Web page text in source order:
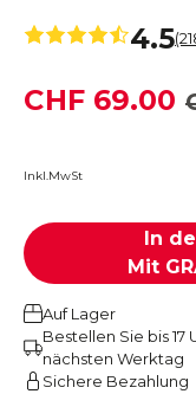
4.5
CHF 69.00
Inkl.MwSt
In
Mit
Auf Lager
Bestellen Sie bis
nächsten Werktag
Sichere Bezahlung